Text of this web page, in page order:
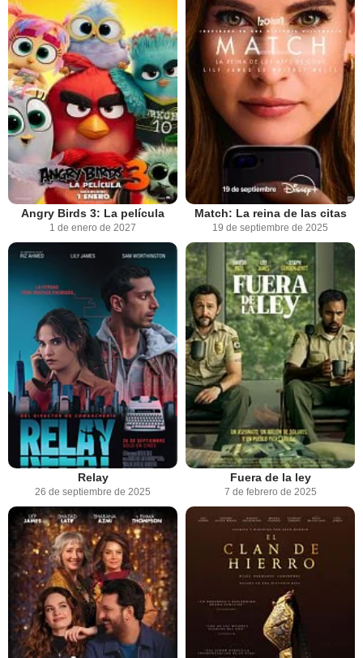
Angry Birds 3: La película
1 de enero de 2027
Match: La reina de las citas
19 de septiembre de 2025
Relay
26 de septiembre de 2025
Fuera de la ley
7 de febrero de 2025